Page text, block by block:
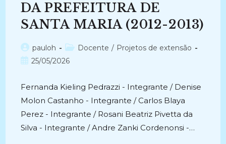
DA PREFEITURA DE
SANTA MARIA (2012-2013)
Autor
do
pauloh
Categoria
do
Docente / Projetos de extensão
Post25/05/2026
Fernanda Kieling Pedrazzi - Integrante / Denise
Molon Castanho - Integrante / Carlos Blaya
Perez - Integrante / Rosani Beatriz Pivetta da
Silva - Integrante / Andre Zanki Cordenonsi -…